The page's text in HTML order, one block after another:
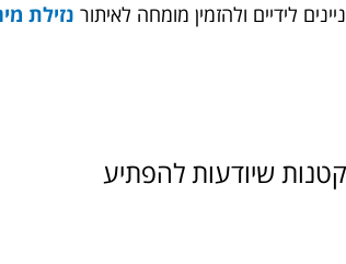
לידיים ולהזמין מומחה לאיתור נזילת
שיודעות להפתיע